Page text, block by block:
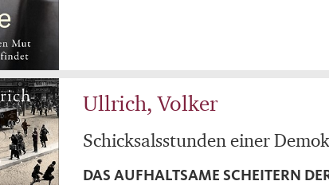
Ullrich, Volker
Schicksalsstunden einer
DAS AUFHALTSAME SCHEITERN